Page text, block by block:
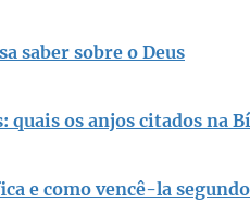
saber sobre o Deus
quais os anjos citados na
e como vencê-la